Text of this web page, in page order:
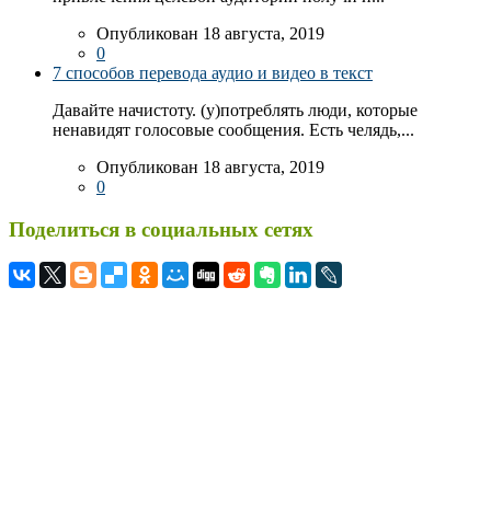
Опубликован 18 августа, 2019
0
7 способов перевода аудио и видео в текст
Давайте начистоту. (у)потреблять люди, которые
ненавидят голосовые сообщения. Есть челядь,...
Опубликован 18 августа, 2019
0
Поделиться в социальных сетях